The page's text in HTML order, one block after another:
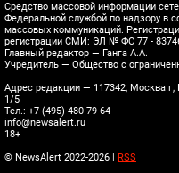
Средство массовой информации
Федеральной службой по надзору в
массовых коммуникаций.
регистрации СМИ: ЭЛ № ФС 77 -
Главный редактор — Ганга А.А.
Учредитель — Общество с
Адрес редакции — 117342, Москва
1/5
Тел.: +7 (495) 480-79-64
info@newsalert.ru
18+
© NewsAlert 2022-2026 |
RSS